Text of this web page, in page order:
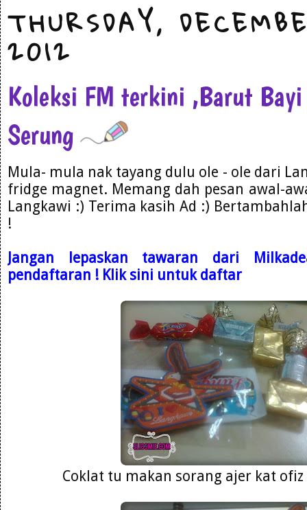
THURSDAY,
2012
Koleksi FM terkini ,Barut
Serung
Mula- mula nak tayang dulu ole - ole dari
fridge magnet. Memang dah pesan awal-
Langkawi :) Terima kasih Ad :)
!
Jangan lepaskan tawaran dari
pendaftaran ! Klik sini untuk daftar
Coklat tu makan sorang ajer kat ofiz